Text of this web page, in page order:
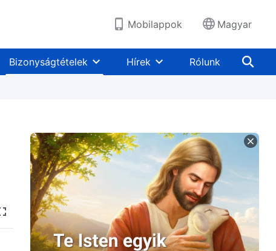
Mobilappok Magyar
Bizonyságtételek Hírek Rólunk